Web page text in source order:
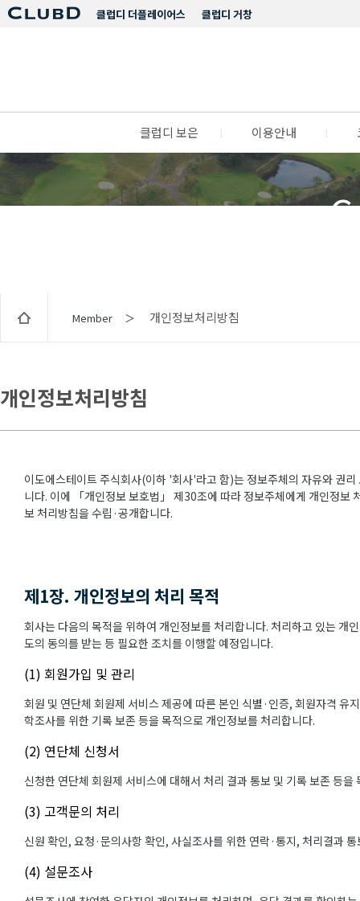
클럽디 거창
클럽디 더플레이어스
클럽디 보은 이용안내
Member ＞ 개인정보처리방침
개인정보처리방침
이도에스테이트 주식회사(이하 '회사'라고 함)는 정보주체의 자유와 권
니다. 이에 「개인정보 보호법」 제30조에 따라 정보주체에게 개인정보
보 처리방침을 수립·공개합니다.
제1장. 개인정보의 처리 목적
회사는 다음의 목적을 위하여 개인정보를 처리합니다. 처리하고 있는
도의 동의를 받는 등 필요한 조치를 이행할 예정입니다.
(1) 회원가입 및 관리
회원 및 연단체 회원제 서비스 제공에 따른 본인 식별·인증, 회원자격
학조사를 위한 기록 보존 등을 목적으로 개인정보를 처리합니다.
(2) 연단체 신청서
신청한 연단체 회원제 서비스에 대해서 처리 결과 통보 및 기록 보존 등
(3) 고객문의 처리
신원 확인, 요청·문의사항 확인, 사실조사를 위한 연락·통지, 처리결과
(4) 설문조사